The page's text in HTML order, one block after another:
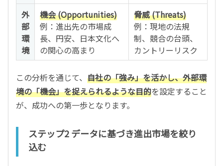
外
部
環
境
機会 (Opportunities)
例：進出先の市場成
長、円安、日本文化へ
の関心の高まり
脅威 (Threats)
例：現地の法規
制、競合の台頭、
カントリーリスク
この分析を通じて、 自社の「強み」を活かし、外部環
境の「機会」を捉えられるような目的を設定すること
が、成功への第一歩となります。
ステップ2 データに基づき進出市場を絞り
込む